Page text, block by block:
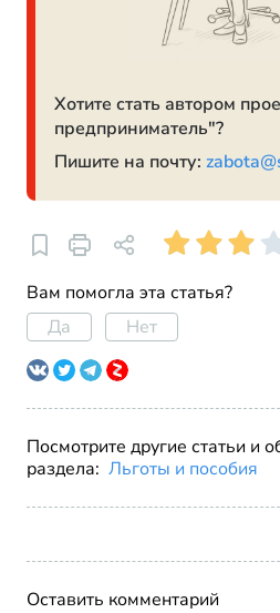
Хотите стать автором
предприниматель"?
Пишите на почту:
Вам помогла эта статья?
Да
Нет
Посмотрите другие статьи и
раздела: Льготы и пособия
Оставить комментарий